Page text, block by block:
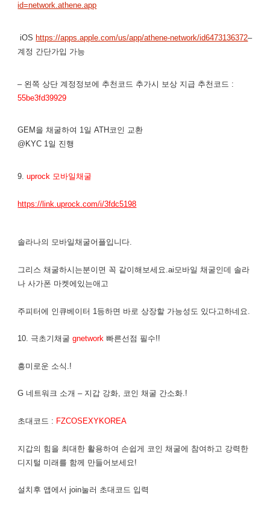
id=network.athene.app
iOS https://apps.apple.com/us/app/athene-network/id6473136372–
계정 간단가입 가능
– 왼쪽 상단 계정정보에 추천코드 추가시 보상 지급 추천코드 :
55be3fd39929
GEM을 채굴하여 1일 ATH코인 교환
@KYC 1일 진행
9.uprock 모바일채굴
https://link.uprock.com/i/3fdc5198
솔라나의 모바일채굴어플입니다.
그리스 채굴하시는분이면 꼭 같이해보세요.ai모바일 채굴인데 솔라
나 사가폰 마켓에있는애고
주피터에 인큐베이터 1등하면 바로 상장할 가능성도 있다고하네요.
10. 극초기채굴gnetwork 빠른선점 필수!!
흥미로운 소식.!
G 네트워크 소개 – 지갑 강화, 코인 채굴 간소화.!
초대코드 : FZCOSEXYKOREA
지갑의 힘을 최대한 활용하여 손쉽게 코인 채굴에 참여하고 강력한
디지털 미래를 함께 만들어보세요!
설치후 앱에서 join눌러 초대코드 입력